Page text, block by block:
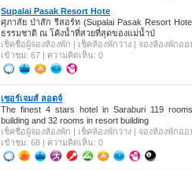
Supalai Pasak Resort Hote
ศุภาลัย ป่าสัก รีสอร์ท (Supalai Pasak Resort
ธรรมชาติ ณ โค้งน้ำที่สวยที่สุดของแม่น้ำป่
เช็คชื่อผู้จองห้องพัก | เช็คห้องพักว่าง | จองห้องพักอ
เข้าชม: 67 | ความคิดเห็น: 0
เซอร์เจมส์ ลอดจ์
The finest 4 stars hotel in Saraburi 119
building and 32 rooms in resort building
เช็คชื่อผู้จองห้องพัก | เช็คห้องพักว่าง | จองห้องพักอ
เข้าชม: 68 | ความคิดเห็น: 0